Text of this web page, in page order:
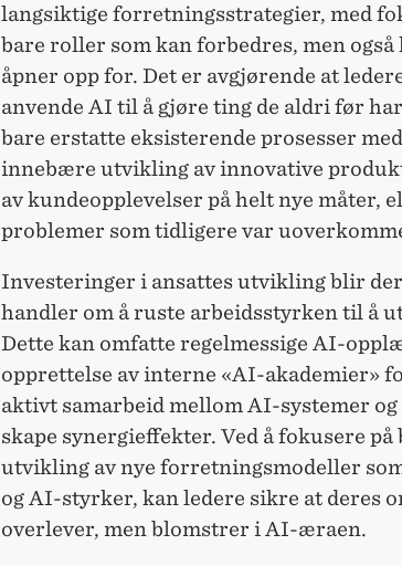
langsiktige forretningsstrategier, med
bare roller som kan forbedres, men
åpner opp for. Det er avgjørende at
anvende AI til å gjøre ting de aldri før
bare erstatte eksisterende prosesser
innebære utvikling av innovative
av kundeopplevelser på helt nye måter,
problemer som tidligere var
Investeringer i ansattes utvikling blir
handler om å ruste arbeidsstyrken til å
Dette kan omfatte regelmessige AI-
opprettelse av interne «AI-akademier»
aktivt samarbeid mellom AI-systemer
skape synergieffekter. Ved å fokusere
utvikling av nye forretningsmodeller
og AI-styrker, kan ledere sikre at deres
overlever, men blomstrer i AI-æraen.